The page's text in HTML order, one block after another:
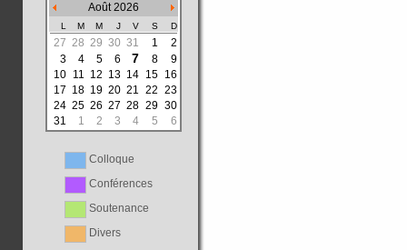
Août 2026
L M M J V S D
27 28 29 30 31 1
2
3
4 5 6 7 8
9
10 11 12 13 14 15 16
17 18 19 20 21 22 23
24 25 26 27 28 29 30
31
1 2 3 4 5 6
Colloque
Conférences
Soutenance
Divers